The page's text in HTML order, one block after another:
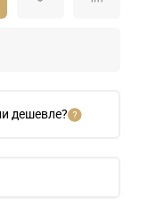
дешевле?